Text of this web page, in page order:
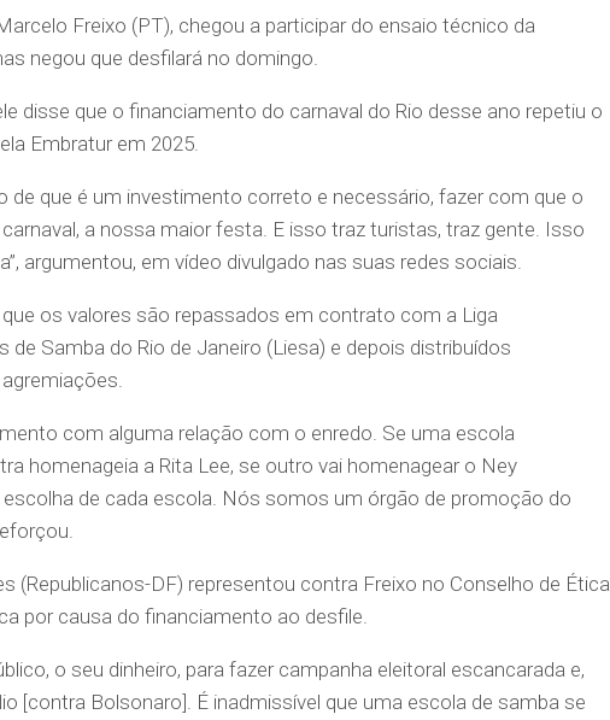
Freixo (PT), chegou a participar do ensaio técnico da
negou que desfilará no domingo.
disse que o financiamento do carnaval do Rio desse ano repetiu o
Embratur em 2025.
de que é um investimento correto e necessário, fazer com que o
a nossa maior festa. E isso traz turistas, traz gente. Isso
argumentou, em vídeo divulgado nas suas redes sociais.
os valores são repassados em contrato com a Liga
de Samba do Rio de Janeiro (Liesa) e depois distribuídos
com alguma relação com o enredo. Se uma escola
homenageia a Rita Lee, se outro vai homenagear o Ney
de cada escola. Nós somos um órgão de promoção do
(Republicanos-DF) representou contra Freixo no Conselho de Ética
por causa do financiamento ao desfile.
o seu dinheiro, para fazer campanha eleitoral escancarada e,
[contra Bolsonaro]. É inadmissível que uma escola de samba se